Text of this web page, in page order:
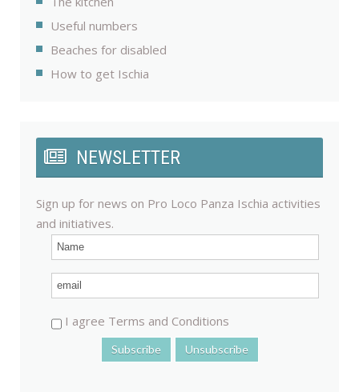
Useful numbers
Beaches for disabled
How to get Ischia
NEWSLETTER
Sign up for news on Pro Loco Panza Ischia activities
and initiatives.
I agree Terms and Conditions